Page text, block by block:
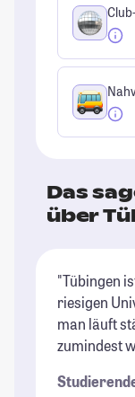
Das
über
"Tübingen
riesigen
man läuft
zumindest